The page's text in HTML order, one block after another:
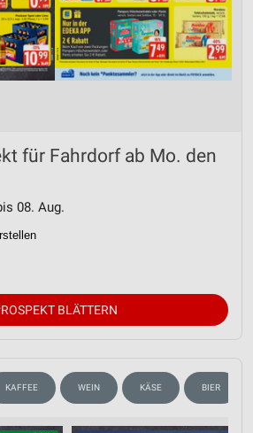
für Fahrdorf ab Mo. den
08. Aug.
BLÄTTERN
KAFFEE WEIN KÄSE BIER